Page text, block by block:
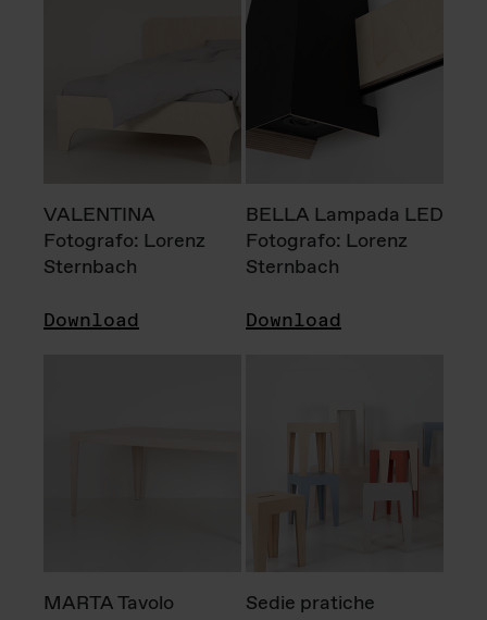
VALENTINA
Fotografo: Lorenz
Sternbach
Download
BELLA Lampada LED
Fotografo: Lorenz
Sternbach
Download
MARTA Tavolo
Sedie pratiche